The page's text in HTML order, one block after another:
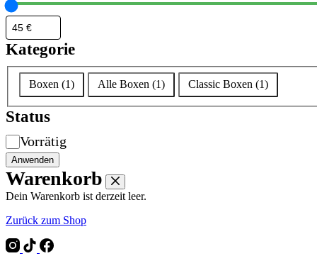
Kategorie
Kategorie
Boxen (1) Alle Boxen (1) Classic Boxen (1)
Status
Verfügbarkeit
Vorrätig
Anwenden
Warenkorb
Dein Warenkorb ist derzeit leer.
Zurück zum Shop